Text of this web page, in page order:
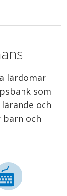
lärdomar
som
och
och